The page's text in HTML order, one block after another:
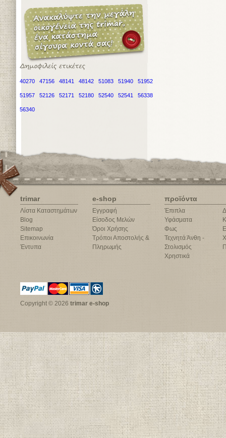
40270 47156 48141 48142 51083 51940 51952
51957 52126 52171 52180 52540 52541 56338
56340
trimar
Λίστα Καταστημάτων
Blog
Sitemap
Επικοινωνία
Έντυπα
e-shop
Εγγραφή
Είσοδος Μελών
Όροι Χρήσης
Τρόποι Αποστολής &
Πληρωμής
προϊόντα
Έπιπλα
Υφάσματα
Φως
Τεχνητά Άνθη -
Στολισμός
Χρηστικά
Copyright © 2026 trimar e-shop